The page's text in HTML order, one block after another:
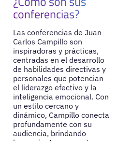
conferencias?
Las conferencias de Juan
Carlos Campillo son
inspiradoras y prácticas,
centradas en el desarrollo
de habilidades directivas y
personales que potencian
el liderazgo efectivo y la
inteligencia emocional. Con
un estilo cercano y
dinámico, Campillo conecta
profundamente con su
audiencia, brindando